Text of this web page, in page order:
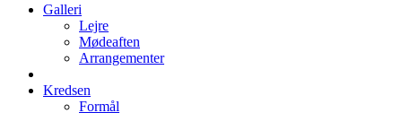
Galleri
Lejre
Mødeaften
Arrangementer
Kredsen
Formål